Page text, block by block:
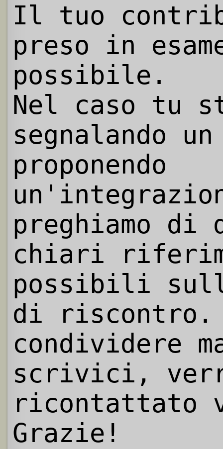
Il tuo
preso in
possibile.
Nel caso tu
segnalando
proponendo
preghiamo
chiari
possibili
di riscontro.
condividere
scrivici,
ricontattato
Grazie!